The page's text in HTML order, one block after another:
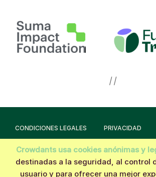
| |
CONDICIONES LEGALES PRIVACIDAD
Hecho con la tecnología de
Crowdants usa cookies anónimas y
destinadas a la seguridad, al control
usuario y para ofrecer una mejor